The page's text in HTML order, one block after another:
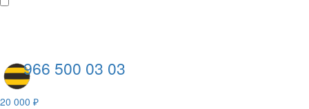
966 500 03 03
20 000 ₽